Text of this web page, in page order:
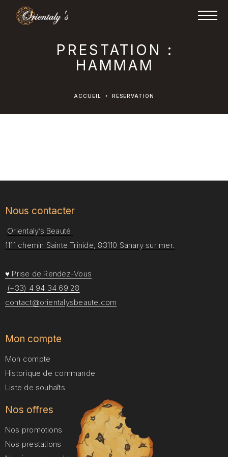
PRESTATION :
HAMMAM
ACCUEIL RÉSERVATION
Nous contacter
Orientaly’s Beauté
1111 chemin Sainte Trinide, 83110 Sanary sur mer.
♥ Prise de Rendez-Vous
(+33) 4 94 34 69 28
contact@orientalysbeaute.com
Mon compte
Mon compte
Historique de commande
Liste de souhaîts
Nos offres
Nos promotions
Nos prestations